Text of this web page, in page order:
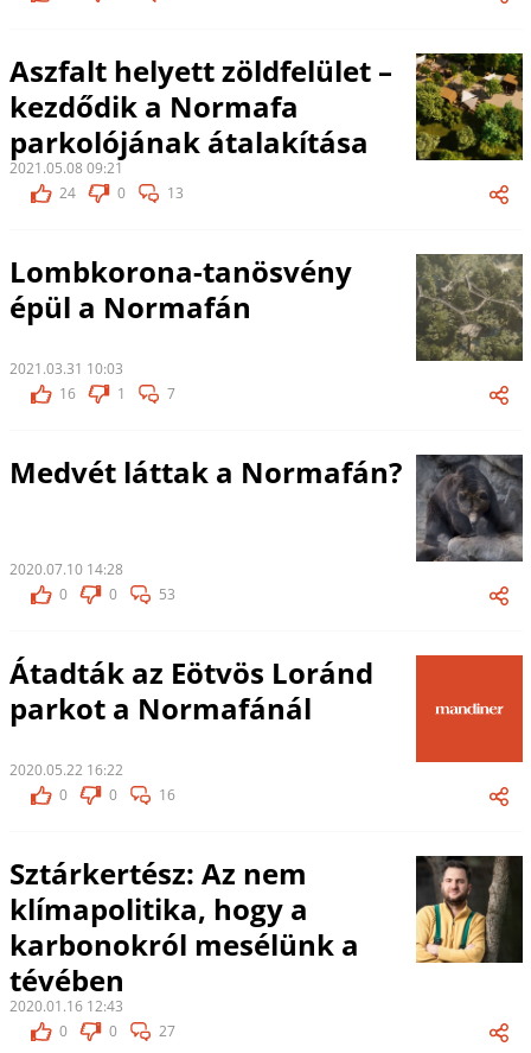
Aszfalt helyett zöldfelület –
kezdődik a Normafa
parkolójának átalakítása
2021.05.08 09:21
24
0 13
Lombkorona-tanösvény
épül a Normafán
2021.03.31 10:03
16
1 7
Medvét láttak a Normafán?
2020.07.10 14:28
0
0 53
Átadták az Eötvös Loránd
parkot a Normafánál
2020.05.22 16:22
0
0 16
Sztárkertész: Az nem
klímapolitika, hogy a
karbonokról mesélünk a
tévében
2020.01.16 12:43
0
0 27